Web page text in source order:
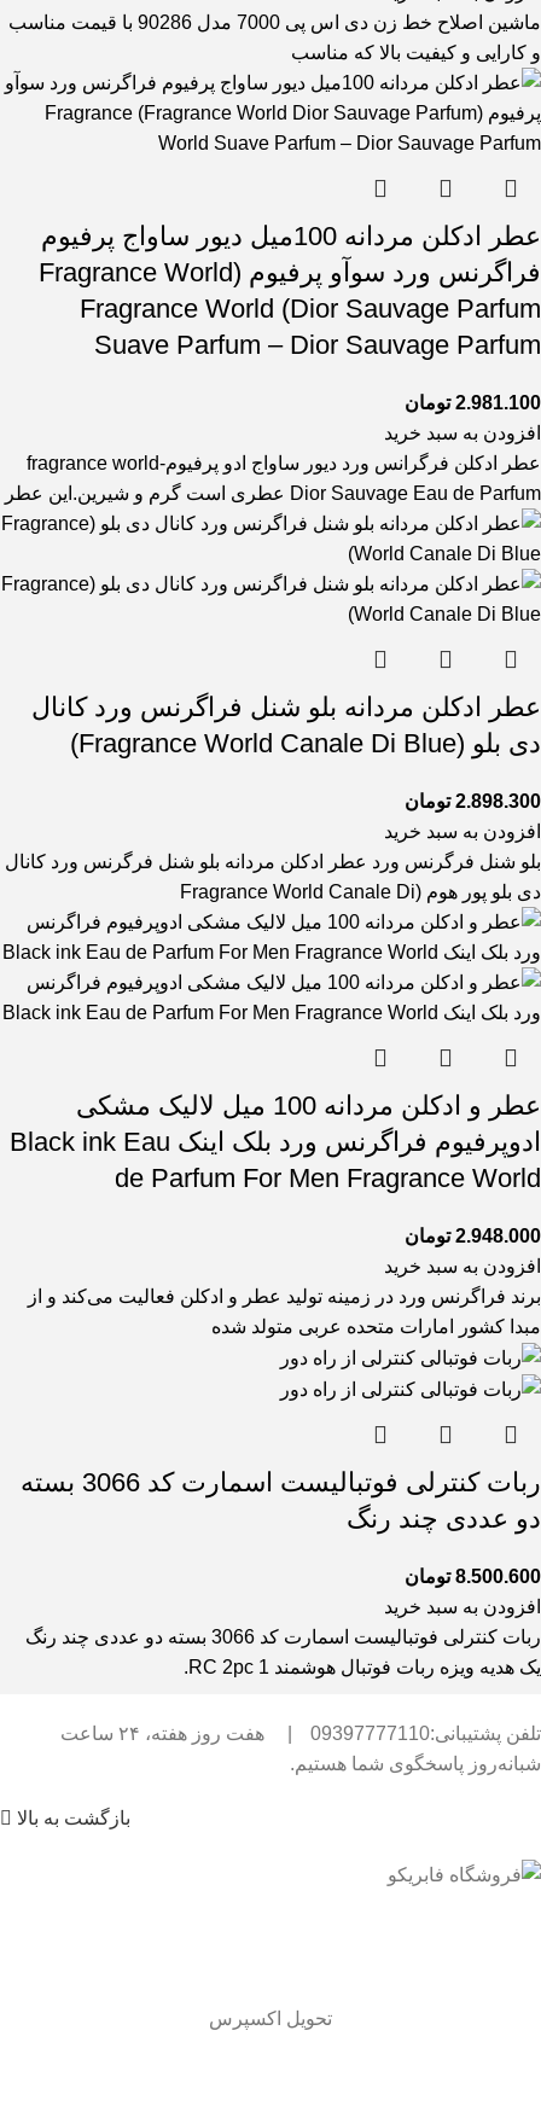
ماشین اصلاح خط زن دی اس پی 7000 مدل 90286 با قیمت مناسب
و کارایی و کیفیت بالا که مناسب
عطر ادکلن مردانه 100میل دیور ساواج پرفیوم
فراگرنس ورد سوآو پرفیوم (Fragrance World
Dior Sauvage Parfum) Fragrance World
Suave Parfum – Dior Sauvage Parfum
2.981.100 تومان
افزودن به سبد خرید
عطر ادکلن فرگرانس ورد دیور ساواج ادو پرفیوم-fragrance world
Dior Sauvage Eau de Parfum عطری است گرم و شیرین.این عطر
عطر ادکلن مردانه بلو شنل فراگرنس ورد کانال
دی بلو (Fragrance World Canale Di Blue)
2.898.300 تومان
افزودن به سبد خرید
بلو شنل فرگرنس ورد عطر ادکلن مردانه بلو شنل فرگرنس ورد کانال
دی بلو پور هوم (Fragrance World Canale Di
عطر و ادکلن مردانه 100 میل لالیک مشکی
ادوپرفیوم فراگرنس ورد بلک اینک Black ink Eau
de Parfum For Men Fragrance World
2.948.000 تومان
افزودن به سبد خرید
برند فراگرنس ورد در زمینه تولید عطر و ادکلن فعالیت می‌کند و از
مبدا کشور امارات متحده عربی متولد شده
ربات کنترلی فوتبالیست اسمارت کد 3066 بسته
دو عددی چند رنگ
8.500.600 تومان
افزودن به سبد خرید
ربات کنترلی فوتبالیست اسمارت کد 3066 بسته دو عددی چند رنگ
یک هدیه ویزه ربات فوتبال هوشمند RC 2pc 1.
تلفن پشتیبانی:09397777110
هفت روز هفته، ۲۴ ساعت
شبانه‌روز پاسخگوی شما هستیم.
بازگشت به بالا
تحویل اکسپرس